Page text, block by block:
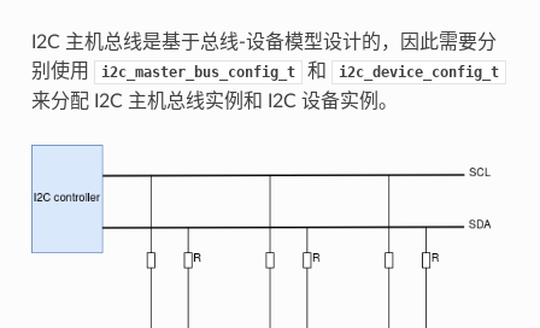
I2C 主机总线是基于总线-设备模型设计的，因此需要分
别使用
i2c_master_bus_config_t 和 i2c_device_config_t
来分配 I2C 主机总线实例和 I2C 设备实例。